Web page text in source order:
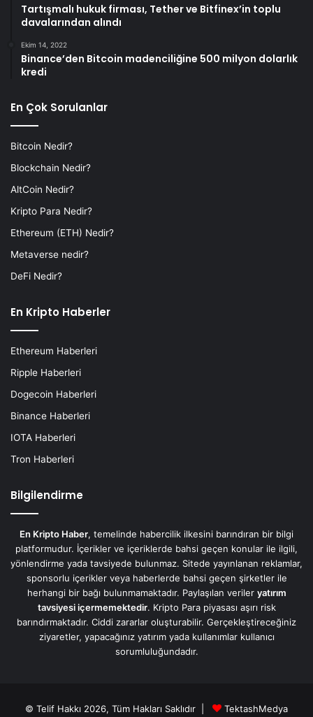
Tartışmalı hukuk firması, Tether ve Bitfinex’in toplu
davalarından alındı
Ekim 14, 2022
Binance’den Bitcoin madenciliğine 500 milyon dolarlık
kredi
En Çok Sorulanlar
Bitcoin Nedir?
Blockchain Nedir?
AltCoin Nedir?
Kripto Para Nedir?
Ethereum (ETH) Nedir?
Metaverse nedir?
DeFi Nedir?
En Kripto Haberler
Ethereum Haberleri
Ripple Haberleri
Dogecoin Haberleri
Binance Haberleri
IOTA Haberleri
Tron Haberleri
Bilgilendirme
En Kripto Haber, temelinde habercilik ilkesini barındıran bir bilgi
platformudur. İçerikler ve içeriklerde bahsi geçen konular ile ilgili,
yönlendirme yada tavsiyede bulunmaz. Sitede yayınlanan reklamlar,
sponsorlu içerikler veya haberlerde bahsi geçen şirketler ile
herhangi bir bağı bulunmamaktadır. Paylaşılan veriler yatırım
tavsiyesi içermemektedir. Kripto Para piyasası aşırı risk
barındırmaktadır. Ciddi zararlar oluşturabilir. Gerçekleştireceğiniz
ziyaretler, yapacağınız yatırım yada kullanımlar kullanıcı
sorumluluğundadır.
© Telif Hakkı 2026, Tüm Hakları Saklıdır | TektashMedya